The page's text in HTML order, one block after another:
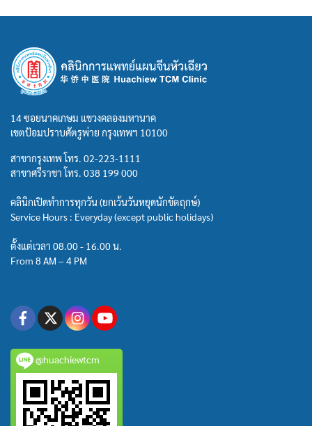
14 ซอยนาคเกษม แขวงคลองมหานาค
เขตป้อมปราบศัตรูพ่าย กรุงเทพฯ 10100
สาขากรุงเทพ โทร. 02-223-1111
สาขาศรีราชา โทร. 038 199 000
คลินิกเปิดทำการทุกวัน (ยกเว้นวันหยุดนักขัตฤกษ์)
Service Hours : Everyday (except public holidays)
ตั้งแต่เวลา 08.00 - 16.00 น.
From 8 AM – 4 PM
@huachiewtcm